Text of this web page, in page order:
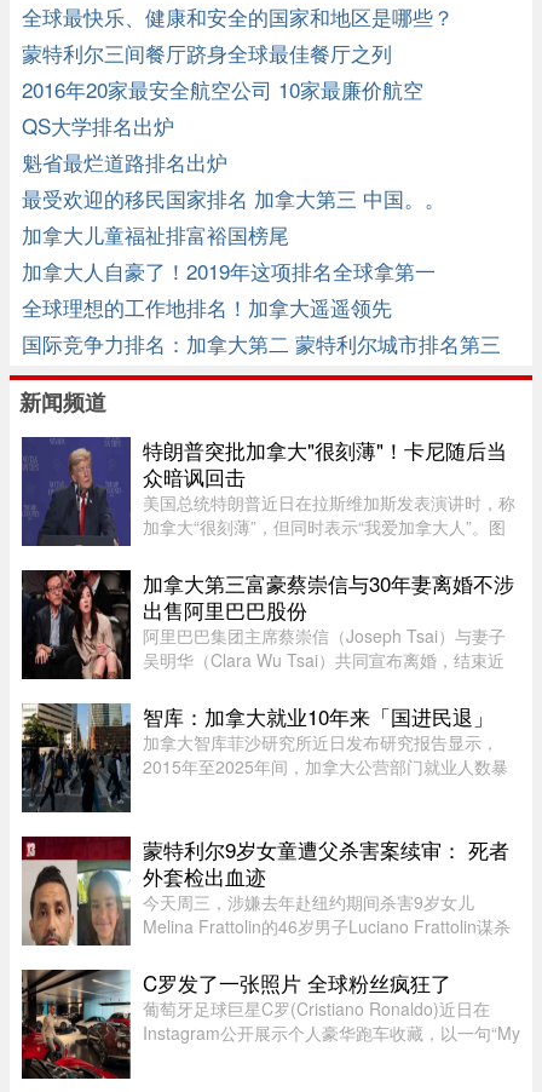
全球最快乐、健康和安全的国家和地区是哪些？
蒙特利尔三间餐厅跻身全球最佳餐厅之列
2016年20家最安全航空公司 10家最廉价航空
QS大学排名出炉
魁省最烂道路排名出炉
最受欢迎的移民国家排名 加拿大第三 中国。。
加拿大儿童福祉排富裕国榜尾
加拿大人自豪了！2019年这项排名全球拿第一
全球理想的工作地排名！加拿大遥遥领先
国际竞争力排名：加拿大第二 蒙特利尔城市排名第三
新闻频道
特朗普突批加拿大"很刻薄"！卡尼随后当
众暗讽回击
美国总统特朗普近日在拉斯维加斯发表演讲时，称
加拿大“很刻薄”，但同时表示“我爱加拿大人”。图
Casino Resort Spa 发表演讲，宣传华盛顿的经济
议程。他在发言中谈到 ...
加拿大第三富豪蔡崇信与30年妻离婚不涉
出售阿里巴巴股份
阿里巴巴集团主席蔡崇信（Joseph Tsai）与妻子
吴明华（Clara Wu Tsai）共同宣布离婚，结束近
提下共同做出的决定。目前没有出售任何阿里巴巴
股份的计划，蔡崇信担任阿里 ...
智库：加拿大就业10年来「国进民退」
加拿大智库菲沙研究所近日发布研究报告显示，
2015年至2025年间，加拿大公营部门就业人数暴
在大西洋省份，恐将削弱国家的 ...
蒙特利尔9岁女童遭父杀害案续审： 死者
外套检出血迹
今天周三，涉嫌去年赴纽约期间杀害9岁女儿
Melina Frattolin的46岁男子Luciano Frattolin谋杀
Luciano Frattolin被控二级谋杀及藏匿尸体，两项
罪名均不认罪，自2025年7月被捕以 ...
C罗发了一张照片 全球粉丝疯狂了
葡萄牙足球巨星C罗(Cristiano Ronaldo)近日在
Instagram公开展示个人豪华跑车收藏，以一句“My